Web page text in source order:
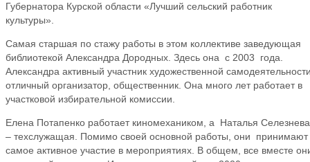
Губернатора Курской области «Лучший сельский работник
культуры».
Самая старшая по стажу работы в этом коллективе заведующая
библиотекой Александра Дородных. Здесь она с 2003 года.
Александра активный участник художественной
отличный организатор, общественник. Она много лет работает в
участковой избирательной комиссии.
Елена Потапенко работает киномехаником, а Наталья Селезнева
– техслужащая. Помимо своей основной работы, они принимают
самое активное участие в мероприятиях. В общем, все вместе